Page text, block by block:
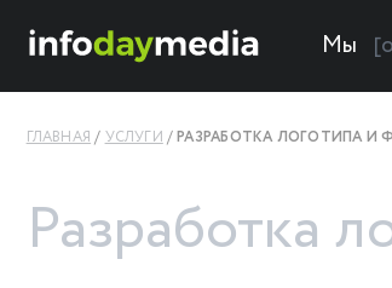
Мы
ГЛАВНАЯ УСЛУГИ РАЗРАБОТКА ЛОГОТИПА И
Разработка